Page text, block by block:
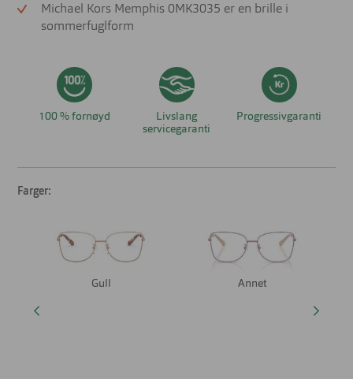
Michael Kors Memphis 0MK3035 er en brille i
sommerfuglform
100 % fornøyd
Livslang
servicegaranti
Progressivgaranti
Farger:
Gull Annet